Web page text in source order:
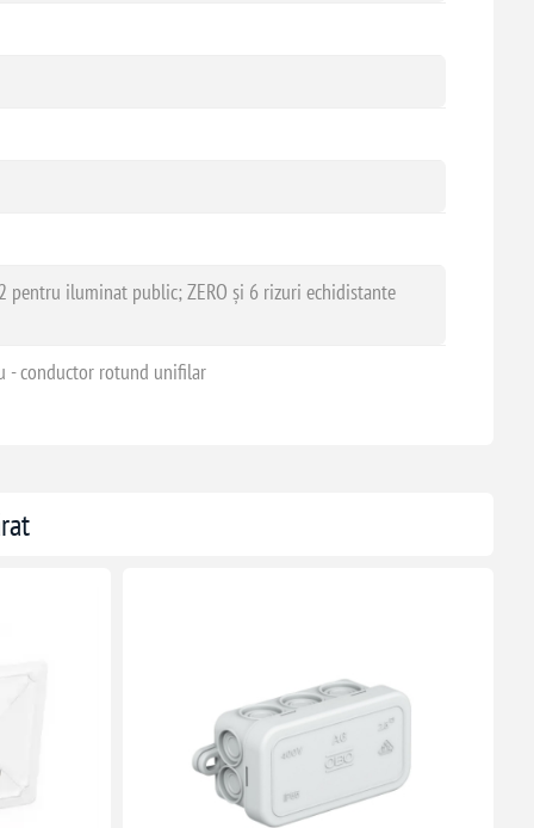
de transformare
pentru iluminat public; ZERO și 6 rizuri echidistante
- conductor rotund unifilar